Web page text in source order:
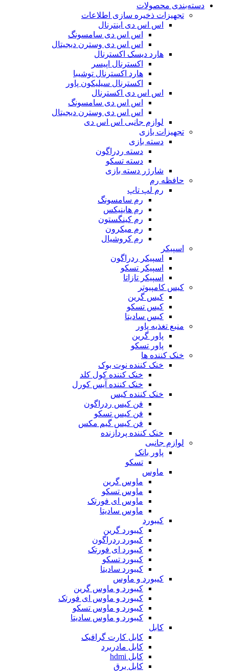
دسته‌بندی محصولات
تجهیزات ذخیره سازی اطلاعات
اس اس دی اینترنال
اس اس دی سامسونگ
اس اس دی وسترن دیجیتال
هارد دیسک اکسترنال
اکسترنال اپیسر
هارد اکسترنال توشیبا
اکسترنال سیلیکون پاور
اس اس دی اکسترنال
اس اس دی سامسونگ
اس اس دی وسترن دیجیتال
لوازم جانبی اس اس دی
تجهیزات بازی
دسته بازی
دسته ردراگون
دسته تسکو
شارژر دسته بازی
حافظه رم
رم لپ تاپ
رم سامسونگ
رم هاینیکس
رم کینگستون
رم میکرون
رم کروشیال
اسپیکر
اسپیکر ردراگون
اسپیکر تسکو
اسپیکر تازاتا
کیس کامپیوتر
کیس گرین
کیس تسکو
کیس سادیتا
منبع تغذیه‌ پاور
پاور گرین
پاور تسکو
خنک کننده ها
خنک کننده نوت بوک
خنک کننده کول کلد
خنک کننده آیس کورل
خنک کننده کیس
فن کیس ردراگون
فن کیس تسکو
فن کیس گیم مکس
خنک کننده پردازنده
لوازم جانبی
پاور بانک
تسکو
ماوس
ماوس گرین
ماوس تسکو
ماوس ای فورتک
ماوس سادیتا
کیبورد
کیبورد گرین
کیبورد ردراگون
کیبورد ای فورتک
کیبورد تسکو
کیبورد سادیتا
کیبورد و ماوس
کیبورد و ماوس گرین
کیبورد و ماوس ای فورتک
کیبورد و ماوس تسکو
کیبورد و ماوس سادیتا
کابل
کابل کارت گرافیک
کابل مادربرد
کابل hdmi
کابل برق